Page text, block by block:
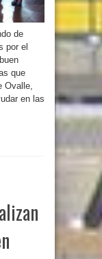
de
por el
que
Ovalle,
en las